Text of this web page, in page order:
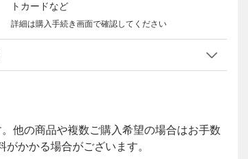
トカードなど
詳細は購入手続き画面で確認してください